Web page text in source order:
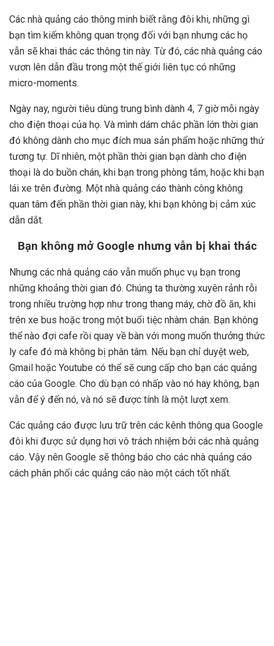
Các nhà quảng cáo thông minh biết rằng đôi khi, những gì
bạn tìm kiếm không quan trọng đối với bạn nhưng các họ
vẫn sẽ khai thác các thông tin này. Từ đó, các nhà quảng cáo
vươn lên dẫn đầu trong một thế giới liên tục có những
micro-moments.
Ngày nay, người tiêu dùng trung bình dành 4, 7 giờ mỗi ngày
cho điện thoại của họ. Và mình dám chắc phần lớn thời gian
đó không dành cho mục đích mua sản phẩm hoặc những thứ
tương tự. Dĩ nhiên, một phần thời gian bạn dành cho điện
thoại là do buồn chán, khi bạn trong phòng tắm, hoặc khi bạn
lái xe trên đường. Một nhà quảng cáo thành công không
quan tâm đến phần thời gian này, khi bạn không bị cảm xúc
dẫn dắt.
Bạn không mở Google nhưng vẫn bị khai thác
Nhưng các nhà quảng cáo vẫn muốn phục vụ bạn trong
những khoảng thời gian đó. Chúng ta thường xuyên rảnh rỗi
trong nhiều trường hợp như trong thang máy, chờ đồ ăn, khi
trên xe bus hoặc trong một buổi tiệc nhàm chán. Bạn không
thể nào đợi cafe rồi quay về bàn với mong muốn thưởng thức
ly cafe đó mà không bị phân tâm. Nếu bạn chỉ duyệt web,
Gmail hoặc Youtube có thể sẽ cung cấp cho bạn các quảng
cáo của Google. Cho dù bạn có nhấp vào nó hay không, bạn
vẫn để ý đến nó, và nó sẽ được tính là một lượt xem.
Các quảng cáo được lưu trữ trên các kênh thông qua Google
đôi khi được sử dụng hơi vô trách nhiệm bởi các nhà quảng
cáo. Vậy nên Google sẽ thông báo cho các nhà quảng cáo
cách phân phối các quảng cáo nào một cách tốt nhất.